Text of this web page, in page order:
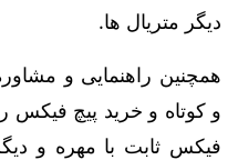
دیگر متریال ها.
همچنین راهنمایی و
و کوتاه و خرید پیچ فیکس
فیکس ثابت با مهره و